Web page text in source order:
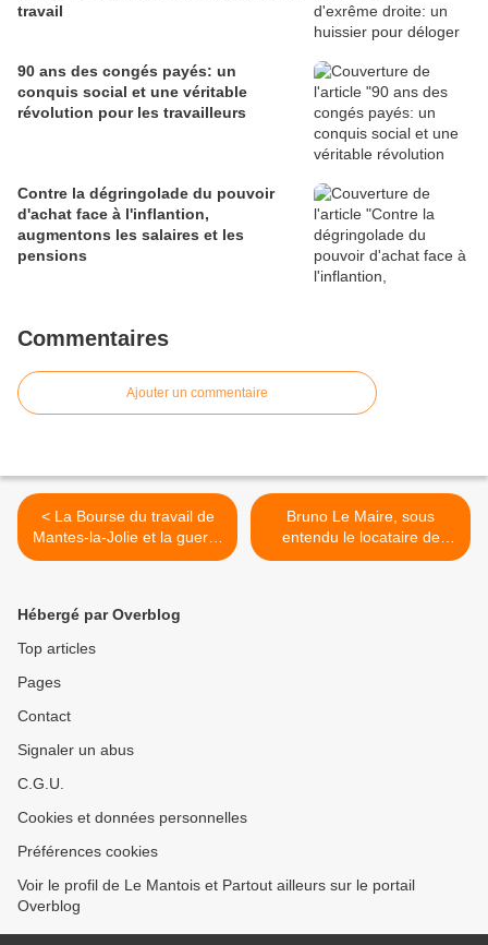
travail
90 ans des congés payés: un
conquis social et une véritable
révolution pour les travailleurs
Contre la dégringolade du pouvoir
d'achat face à l'inflantion,
augmentons les salaires et les
pensions
Commentaires
Ajouter un commentaire
< La Bourse du travail de
Mantes-la-Jolie et la guerre
d'Algérie
Bruno Le Maire, sous
entendu le locataire de
l'Elysée, convoque le patron
Hébergé par Overblog
Top articles
Pages
Contact
Signaler un abus
C.G.U.
Cookies et données personnelles
Préférences cookies
Voir le profil de Le Mantois et Partout ailleurs sur le portail
Overblog